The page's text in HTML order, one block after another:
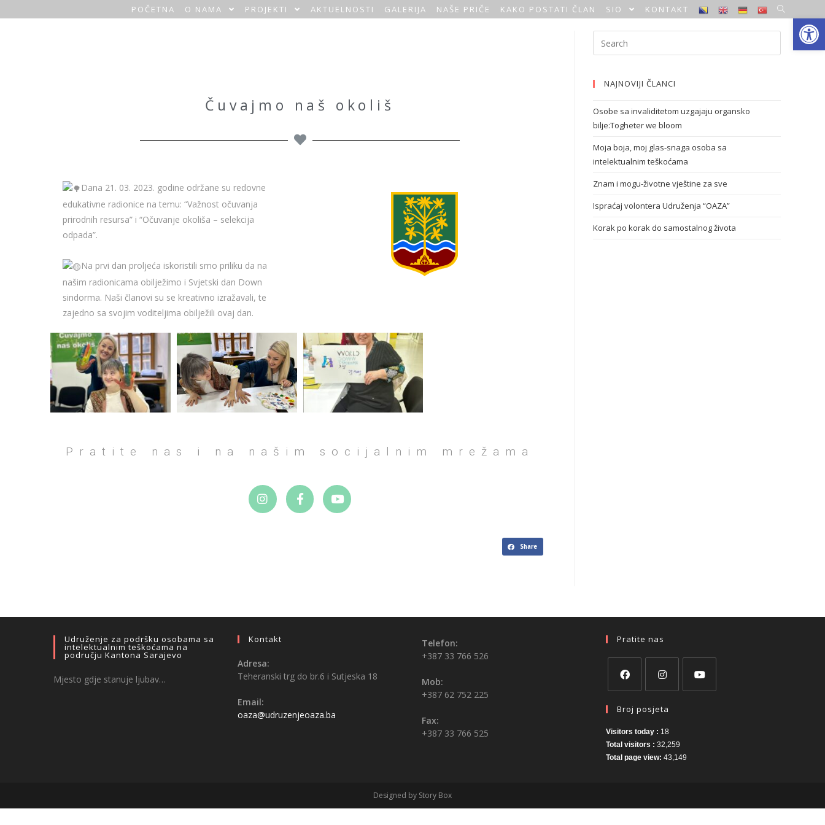
Open toolbar
O
POČETNA O NAMA PROJEKTI AKTUELNOSTI GALERIJA NAŠE PRIČE KAKO POSTATI ČLAN SIO KONTAKT
Čuvajmo naš okoliš
Dana 21. 03. 2023. godine održane su redovne
edukativne radionice na temu: “Važnost očuvanja
prirodnih resursa” i “Očuvanje okoliša – selekcija
odpada”.
Na prvi dan proljeća iskoristili smo priliku da na
našim radionicama obilježimo i Svjetski dan Down
sindorma. Naši članovi su se kreativno izražavali, te
zajedno sa svojim voditeljima obilježili ovaj dan.
Pratite nas i na našim socijalnim mrežama
Share
NAJNOVIJI ČLANCI
Osobe sa invaliditetom uzgajaju organsko
bilje:Togheter we bloom
Moja boja, moj glas-snaga osoba sa
intelektualnim teškoćama
Znam i mogu-životne vještine za sve
Ispraćaj volontera Udruženja “OAZA”
Korak po korak do samostalnog života
Udruženje za podršku osobama sa
intelektualnim teškoćama na
području Kantona Sarajevo
Mjesto gdje stanuje ljubav…
Kontakt
Adresa:
Teheranski trg do br.6 i Sutjeska 18
Email:
oaza@udruzenjeoaza.ba
Telefon:
+387 33 766 526
Mob:
+387 62 752 225
Fax:
+387 33 766 525
Pratite nas
Broj posjeta
Visitors today : 18
Total visitors : 32,259
Total page view: 43,149
Designed by Story Box